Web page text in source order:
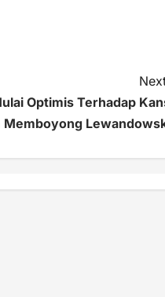
Optimis Terhadap
Memboyong